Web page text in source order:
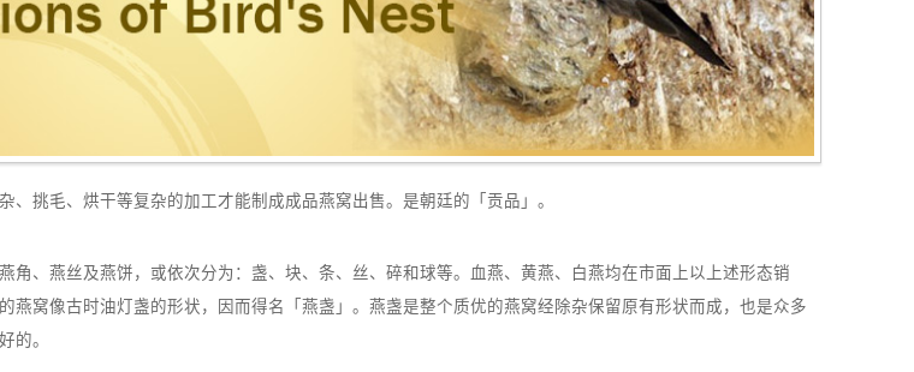
、挑毛、烘干等复杂的加工才能制成成品燕窝出售。是朝廷的「贡品」。
角、燕丝及燕饼，或依次分为：盏、块、条、丝、碎和球等。血燕、黄燕、白燕均在市面上以上述形态销
燕窝像古时油灯盏的形状，因而得名「燕盏」。燕盏是整个质优的燕窝经除杂保留原有形状而成，也是众多
的。